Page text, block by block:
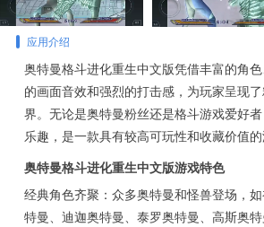
应用介绍
奥特曼格斗进化重生中文版凭借丰富的角
的画面音效和强烈的打击感，为玩家呈现
界。无论是奥特曼粉丝还是格斗游戏爱好
乐趣，是一款具有较高可玩性和收藏价值的
奥特曼格斗进化重生中文版游戏特色
经典角色齐聚：众多奥特曼和怪兽登场，
特曼、迪迦奥特曼、泰罗奥特曼、高斯奥